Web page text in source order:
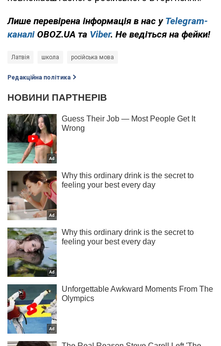
Лише перевірена інформація в нас у Telegram-
каналі OBOZ.UA та Viber. Не ведіться на фейки!
Латвія школа російська мова
Редакційна політика